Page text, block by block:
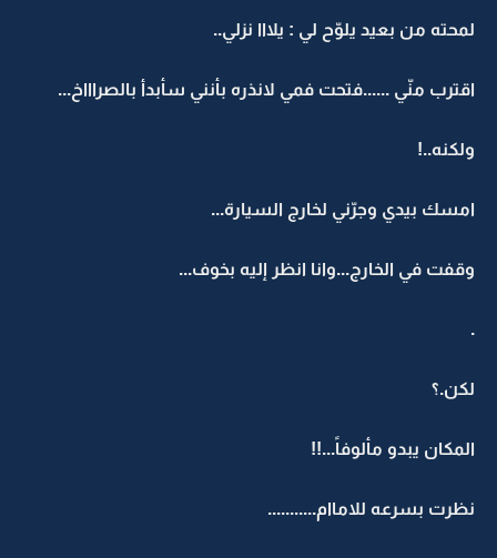
لمحته من بعيد يلوّح لي : يلااا نزلي..
اقترب منّي ......فتحت فمي لانذره بأنني سأبدأ بالصراااخ...
ولكنه..!
امسك بيدي وجرّني لخارج السيارة...
وقفت في الخارج...وانا انظر إليه بخوف...
.
لكن.؟
المكان يبدو مألوفاً...!!
نظرت بسرعه للاماام...........